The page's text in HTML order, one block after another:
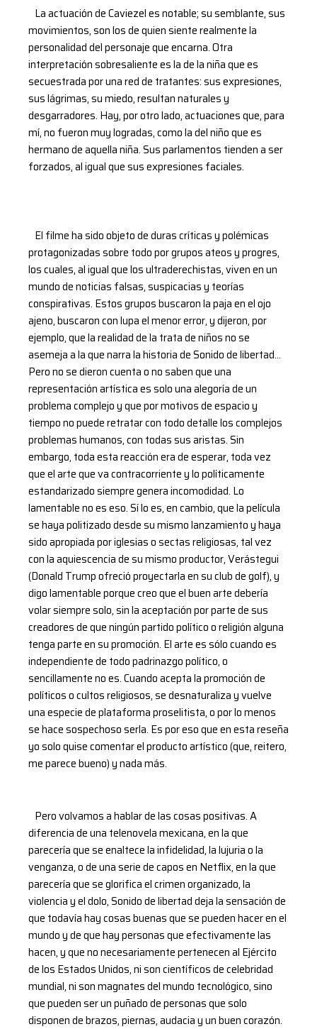
La actuación de Caviezel es notable; su semblante, sus
movimientos, son los de quien siente realmente la
personalidad del personaje que encarna. Otra
interpretación sobresaliente es la de la niña que es
secuestrada por una red de tratantes: sus expresiones,
sus lágrimas, su miedo, resultan naturales y
desgarradores. Hay, por otro lado, actuaciones que, para
mí, no fueron muy logradas, como la del niño que es
hermano de aquella niña. Sus parlamentos tienden a ser
forzados, al igual que sus expresiones faciales.
El filme ha sido objeto de duras críticas y polémicas
protagonizadas sobre todo por grupos ateos y progres,
los cuales, al igual que los ultraderechistas, viven en un
mundo de noticias falsas, suspicacias y teorías
conspirativas. Estos grupos buscaron la paja en el ojo
ajeno, buscaron con lupa el menor error, y dijeron, por
ejemplo, que la realidad de la trata de niños no se
asemeja a la que narra la historia de Sonido de libertad…
Pero no se dieron cuenta o no saben que una
representación artística es solo una alegoría de un
problema complejo y que por motivos de espacio y
tiempo no puede retratar con todo detalle los complejos
problemas humanos, con todas sus aristas. Sin
embargo, toda esta reacción era de esperar, toda vez
que el arte que va contracorriente y lo políticamente
estandarizado siempre genera incomodidad. Lo
lamentable no es eso. Sí lo es, en cambio, que la película
se haya politizado desde su mismo lanzamiento y haya
sido apropiada por iglesias o sectas religiosas, tal vez
con la aquiescencia de su mismo productor, Verástegui
(Donald Trump ofreció proyectarla en su club de golf), y
digo lamentable porque creo que el buen arte debería
volar siempre solo, sin la aceptación por parte de sus
creadores de que ningún partido político o religión alguna
tenga parte en su promoción. El arte es sólo cuando es
independiente de todo padrinazgo político, o
sencillamente no es. Cuando acepta la promoción de
políticos o cultos religiosos, se desnaturaliza y vuelve
una especie de plataforma proselitista, o por lo menos
se hace sospechoso serla. Es por eso que en esta reseña
yo solo quise comentar el producto artístico (que, reitero,
me parece bueno) y nada más.
Pero volvamos a hablar de las cosas positivas. A
diferencia de una telenovela mexicana, en la que
parecería que se enaltece la infidelidad, la lujuria o la
venganza, o de una serie de capos en Netflix, en la que
parecería que se glorifica el crimen organizado, la
violencia y el dolo, Sonido de libertad deja la sensación de
que todavía hay cosas buenas que se pueden hacer en el
mundo y de que hay personas que efectivamente las
hacen, y que no necesariamente pertenecen al Ejército
de los Estados Unidos, ni son científicos de celebridad
mundial, ni son magnates del mundo tecnológico, sino
que pueden ser un puñado de personas que solo
disponen de brazos, piernas, audacia y un buen corazón.